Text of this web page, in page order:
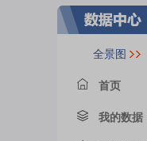
全景图
首页
我的数据